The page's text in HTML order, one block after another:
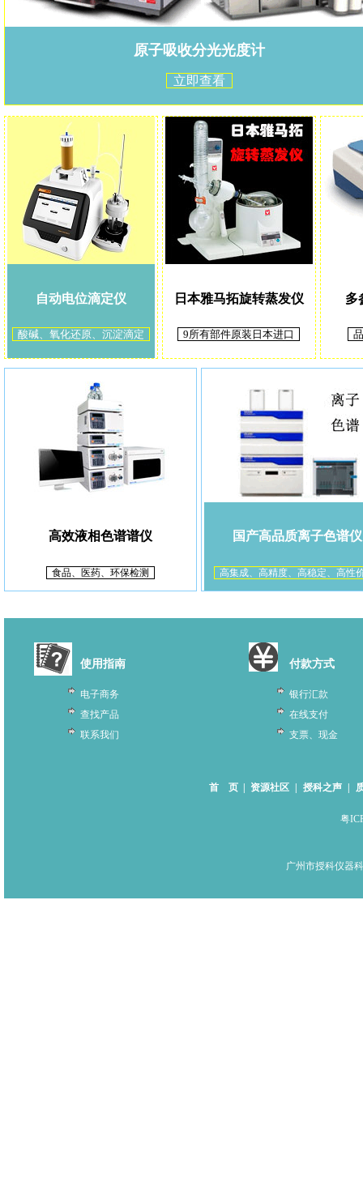
原子吸收分光光度计
立即查看
自动电位滴定仪
酸碱、氧化还原、沉淀滴定
日本雅马拓旋转蒸发仪
9所有部件原装日本进口
多
高效液相色谱谱仪
食品、医药、环保检测
国产高品质离子色谱仪
高集成、高精度、高稳定、高性
使用指南
电子商务
查找产品
联系我们
付款方式
银行汇款
在线支付
支票、现金
首 页 资源社区 授科之声
粤
广州市授科仪器